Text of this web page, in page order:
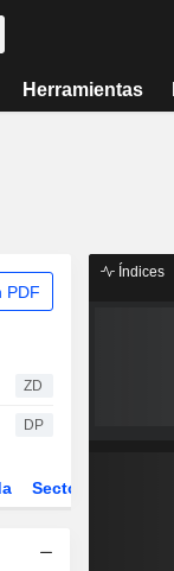
Herramientas
PDF
ZD
DP
Sector
Índices